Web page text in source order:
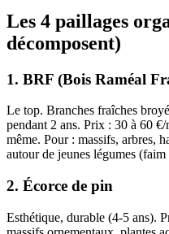
Les 4 paillages
décomposent)
1. BRF (Bois Raméal
Le top. Branches fraîches
pendant 2 ans. Prix : 30 à 60
même. Pour : massifs, arbres,
autour de jeunes légumes (faim
2. Écorce de pin
Esthétique, durable (4-5 ans).